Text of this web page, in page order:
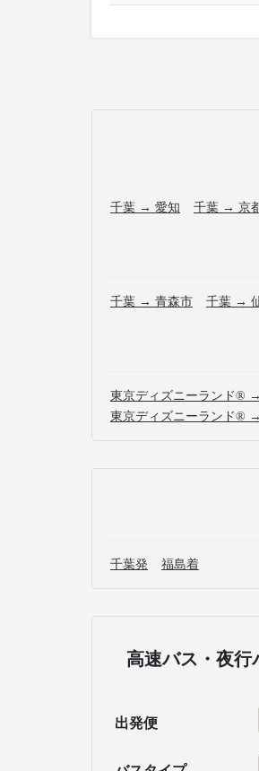
千葉 → 愛知 千葉 → 京
千葉 → 青森市 千葉 →
東京ディズニーランド®
東京ディズニーランド®
千葉発 福島着
高速バス・夜行
出発便